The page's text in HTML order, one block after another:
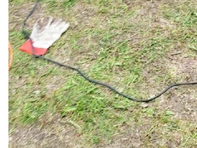
Первые попытки путешественника
спецтехникой вообще